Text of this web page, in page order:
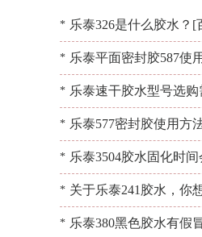
* 乐泰326是什么胶水？[
诉你答案
* 乐泰平面密封胶587使
[百乐粘胶]专业工程师
* 乐泰速干胶水型号选
面出发？[百乐粘胶]智
* 乐泰577密封胶使用方
了解吗？[百乐粘胶]
* 乐泰3504胶水固化时
响吗？[百乐粘胶]
* 关于乐泰241胶水，你
这[百乐粘胶]
* 乐泰380黑色胶水有假